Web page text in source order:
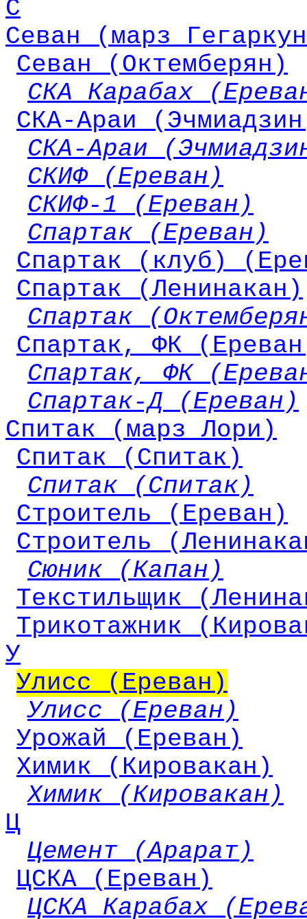
С
Севан (марз
Севан (Октемберян)
СКА Карабах
СКА-Араи
СКА-Араи
СКИФ (Ереван)
СКИФ-1 (Ереван)
Спартак (Ереван)
Спартак (клуб)
Спартак (Ленинакан)
Спартак
Спартак, ФК
Спартак, ФК
Спартак-Д (Ереван)
Спитак (марз Лори)
Спитак (Спитак)
Спитак (Спитак)
Строитель (Ереван)
Строитель
Сюник (Капан)
Текстильщик
Трикотажник
У
Улисс (Ереван)
Улисс (Ереван)
Урожай (Ереван)
Химик (Кировакан)
Химик (Кировакан)
Ц
Цемент (Арарат)
ЦСКА (Ереван)
ЦСКА Карабах